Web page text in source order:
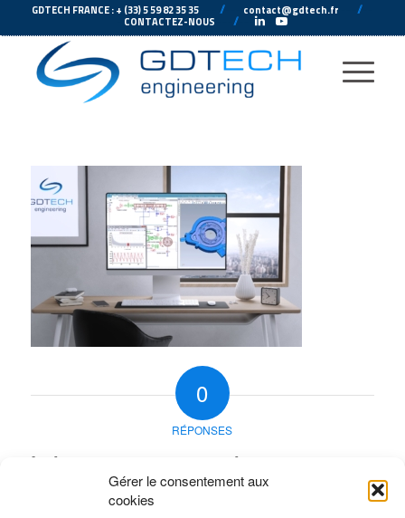
Gérer le consentement aux
cookies
GDTECH FRANCE : + (33) 5 59 82 35 35 //--- contact@gdtech.fr //--
CONTACTEZ-NOUS ---// ---
0
RÉPONSES
Laisser un commentaire
Rejoindre la discussion?
N’hésitez pas à contribuer !